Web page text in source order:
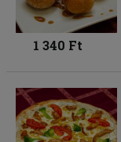
1 340 Ft